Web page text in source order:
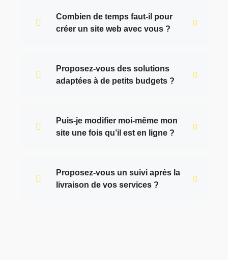
Combien de temps faut-il pour
créer un site web avec vous ?
Proposez-vous des solutions
adaptées à de petits budgets ?
Puis-je modifier moi-même mon
site une fois qu’il est en ligne ?
Proposez-vous un suivi après la
livraison de vos services ?